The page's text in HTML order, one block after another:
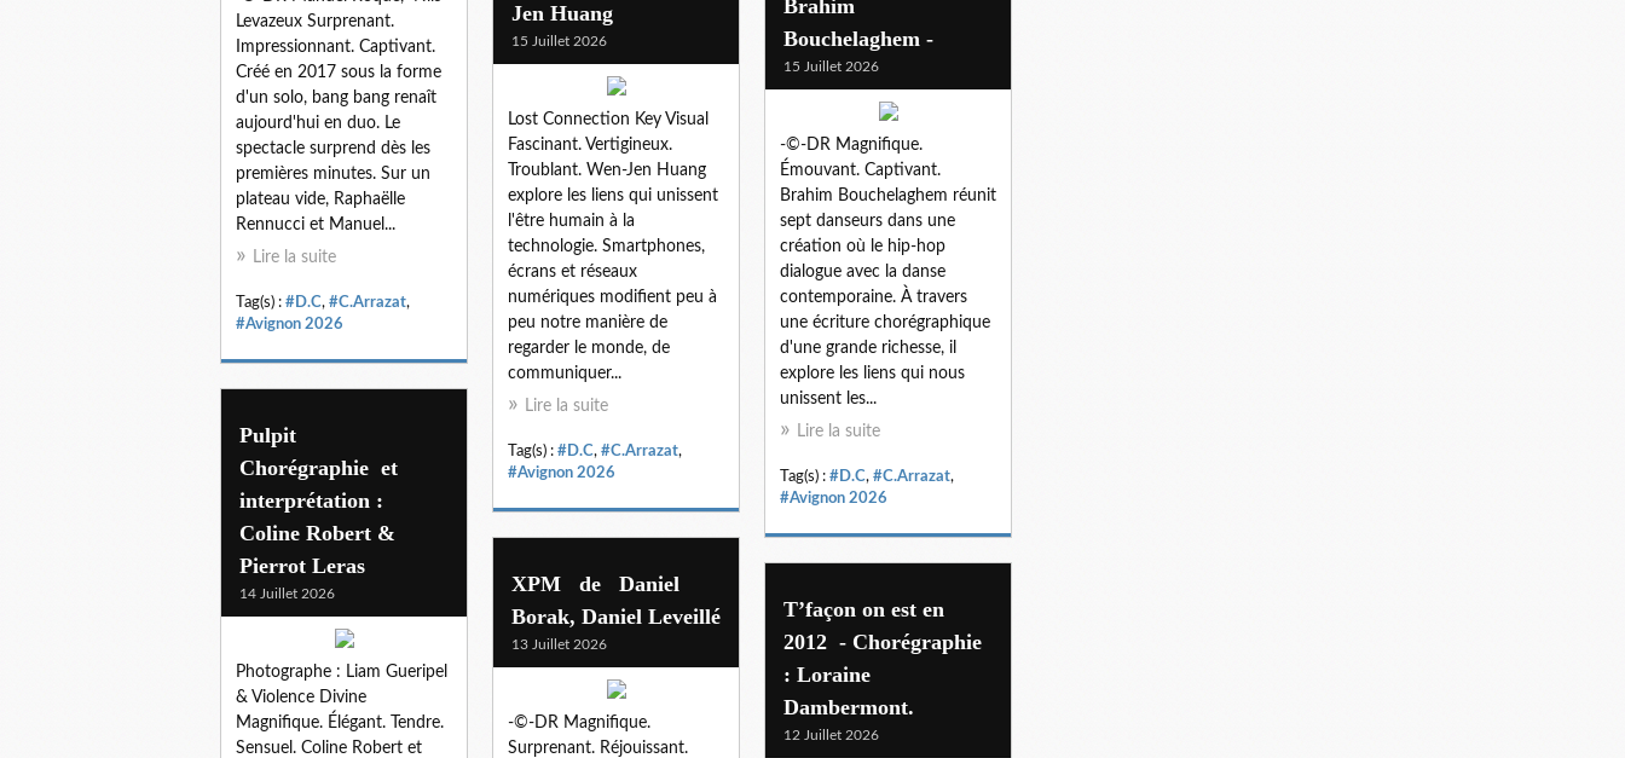
Levazeux Surprenant.
Impressionnant. Captivant.
Créé en 2017 sous la forme
d'un solo, bang bang renaît
aujourd'hui en duo. Le
spectacle surprend dès les
premières minutes. Sur un
plateau vide, Raphaëlle
Rennucci et Manuel...
Lire la suite
Tag(s) : #D.C, #C.Arrazat,
#Avignon 2026
Brahim
Bouchelaghem -
15 Juillet 2026
-©-DR Magnifique.
Émouvant. Captivant.
Brahim Bouchelaghem réunit
sept danseurs dans une
création où le hip-hop
dialogue avec la danse
contemporaine. À travers
une écriture chorégraphique
d'une grande richesse, il
explore les liens qui nous
unissent les...
Lire la suite
Tag(s) : #D.C, #C.Arrazat,
#Avignon 2026
Jen Huang
15 Juillet 2026
Lost Connection Key Visual
Fascinant. Vertigineux.
Troublant. Wen-Jen Huang
explore les liens qui unissent
l'être humain à la
technologie. Smartphones,
écrans et réseaux
numériques modifient peu à
peu notre manière de
regarder le monde, de
communiquer...
Lire la suite
Tag(s) : #D.C, #C.Arrazat,
#Avignon 2026
Pulpit
Chorégraphie et
interprétation :
Coline Robert &
Pierrot Leras
14 Juillet 2026
Photographe : Liam Gueripel
& Violence Divine
Magnifique. Élégant. Tendre.
Sensuel. Coline Robert et
XPM de Daniel
Borak, Daniel Leveillé
13 Juillet 2026
-©-DR Magnifique.
Surprenant. Réjouissant.
T’façon on est en
2012 - Chorégraphie
: Loraine
Dambermont.
12 Juillet 2026